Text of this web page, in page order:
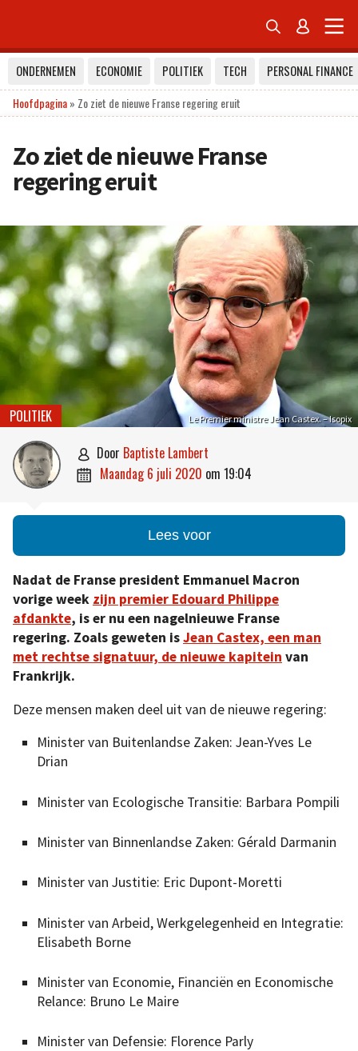
 
ONDERNEMEN ECONOMIE POLITIEK TECH
PERSONAL FINANCE
Hoofdpagina» Zo ziet de nieuwe Franse regering eruit
Zo ziet de nieuwe Franse
regering eruit
Le Premier ministre Jean Castex. – Isopix
POLITIEK
 door Baptiste Lambert
 maandag 6 juli 2020 om 19:04
Lees voor
Nadat de Franse president Emmanuel Macron
vorige week zijn premier Edouard Philippe
afdankte, is er nu een nagelnieuwe Franse
regering. Zoals geweten isJean Castex, een man
met rechtse signatuur, de nieuwe kapitein van
Frankrijk.
Deze mensen maken deel uit van de nieuwe regering:
Minister van Buitenlandse Zaken: Jean-Yves Le
Drian
Minister van Ecologische Transitie: Barbara Pompili
Minister van Binnenlandse Zaken: Gérald Darmanin
Minister van Justitie: Eric Dupont-Moretti
Minister van Arbeid, Werkgelegenheid en Integratie:
Elisabeth Borne
Minister van Economie, Financiën en Economische
Relance: Bruno Le Maire
Minister van Defensie: Florence Parly